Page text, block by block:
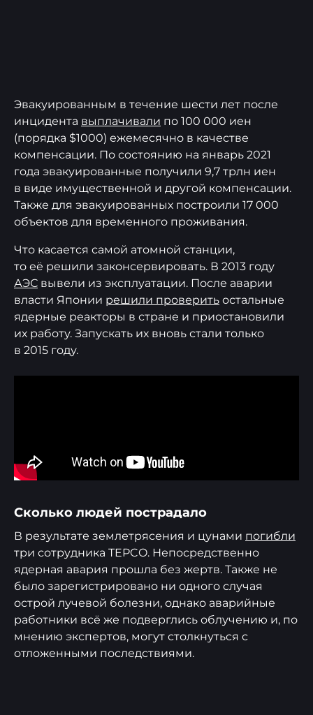
Эвакуированным в течение шести лет после
инцидента выплачивали по 100 000 иен
(порядка $1000) ежемесячно в качестве
компенсации. По состоянию на январь 2021
года эвакуированные получили 9,7 трлн иен
в виде имущественной и другой компенсации.
Также для эвакуированных построили 17 000
объектов для временного проживания.
Что касается самой атомной станции,
то её решили законсервировать. В 2013 году
АЭС вывели из эксплуатации. После аварии
власти Японии решили проверить остальные
ядерные реакторы в стране и приостановили
их работу. Запускать их вновь стали только
в 2015 году.
Сколько людей пострадало
В результате землетрясения и цунами погибли
три сотрудника TEPCO. Непосредственно
ядерная авария прошла без жертв. Также не
было зарегистрировано ни одного случая
острой лучевой болезни, однако аварийные
работники всё же подверглись облучению и, по
мнению экспертов, могут столкнуться с
отложенными последствиями.